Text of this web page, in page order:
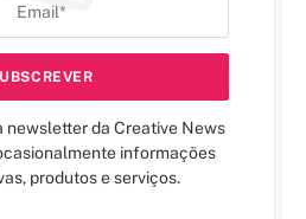
newsletter da Creative News
informações
produtos e serviços.